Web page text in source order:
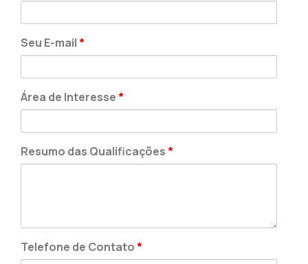
Seu E-mail *
Área de Interesse *
Resumo das Qualificações *
Telefone de Contato *